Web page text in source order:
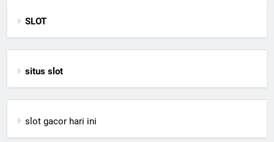
SLOT
situs slot
slot gacor hari ini